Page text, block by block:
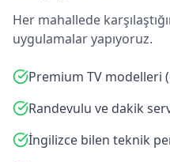
Her mahallede
uygulamalar yapıyoruz.
Premium TV modelleri
Randevulu ve dakik
İngilizce bilen teknik